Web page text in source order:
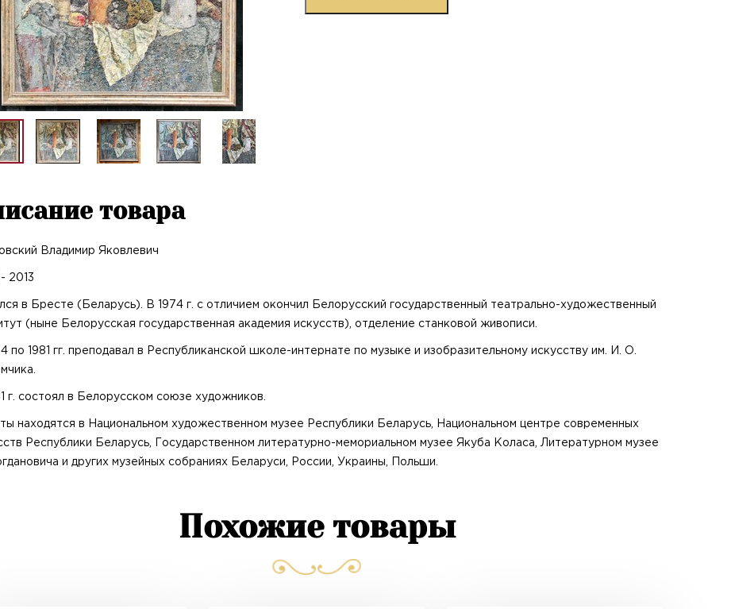
товара
Владимир Яковлевич
- 2013
в Бресте (Беларусь). В 1974 г. с отличием окончил Белорусский государственный театрально-художественный
(ныне Белорусская государственная академия искусств), отделение станковой живописи.
по 1981 гг. преподавал в Республиканской школе-интернате по музыке и изобразительному искусству им. И. О.
г. состоял в Белорусском союзе художников.
находятся в Национальном художественном музее Республики Беларусь, Национальном центре современных
Республики Беларусь, Государственном литературно-мемориальном музее Якуба Коласа, Литературном музее
и других музейных собраниях Беларуси, России, Украины, Польши.
Похожие товары